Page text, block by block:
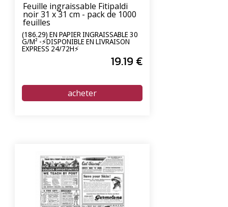
Feuille ingraissable Fitipaldi
noir 31 x 31 cm - pack de 1000
feuilles
(186.29) EN PAPIER INGRAISSABLE 30
G/M² -⚡DISPONIBLE EN LIVRAISON
EXPRESS 24/72H⚡
19.19 €